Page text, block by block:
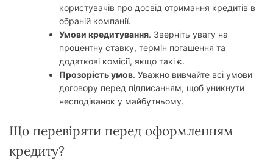
користувачів про досвід отримання кредитів в
обраній компанії.
Умови кредитування. Зверніть увагу на
процентну ставку, термін погашення та
додаткові комісії, якщо такі є.
Прозорість умов. Уважно вивчайте всі умови
договору перед підписанням, щоб уникнути
несподіванок у майбутньому.
Що перевіряти перед оформленням
кредиту?